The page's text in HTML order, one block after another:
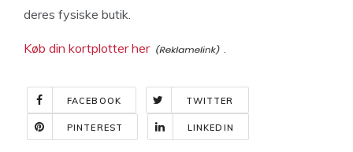
deres fysiske butik.
Køb din kortplotter her .
FACEBOOK TWITTER
PINTEREST LINKEDIN